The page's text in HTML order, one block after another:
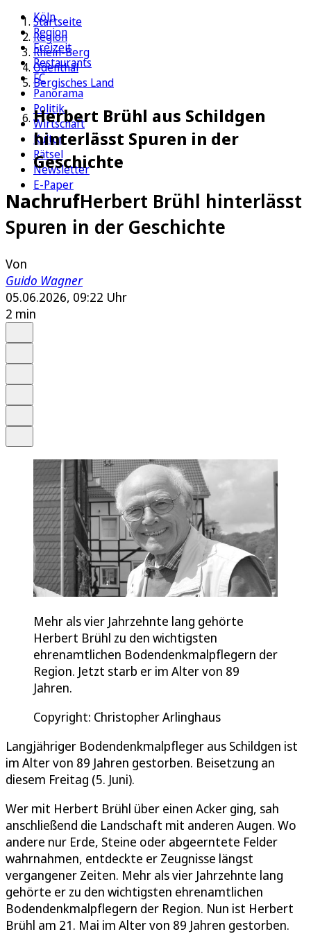
Köln
Region
Freizeit
Restaurants
FC
Panorama
Politik
Wirtschaft
Kultur
Rätsel
Newsletter
E-Paper
Startseite
Region
Rhein-Berg
Odenthal
Bergisches Land
Herbert Brühl aus Schildgen
hinterlässt Spuren in der
Geschichte
NachrufHerbert Brühl hinterlässt
Spuren in der Geschichte
Von
Guido Wagner
05.06.2026, 09:22 Uhr
2 min
Mehr als vier Jahrzehnte lang gehörte
Herbert Brühl zu den wichtigsten
ehrenamtlichen Bodendenkmalpflegern der
Region. Jetzt starb er im Alter von 89
Jahren.
Copyright: Christopher Arlinghaus
Langjähriger Bodendenkmalpfleger aus Schildgen ist
im Alter von 89 Jahren gestorben. Beisetzung an
diesem Freitag (5. Juni).
Wer mit Herbert Brühl über einen Acker ging, sah
anschließend die Landschaft mit anderen Augen. Wo
andere nur Erde, Steine oder abgeerntete Felder
wahrnahmen, entdeckte er Zeugnisse längst
vergangener Zeiten. Mehr als vier Jahrzehnte lang
gehörte er zu den wichtigsten ehrenamtlichen
Bodendenkmalpflegern der Region. Nun ist Herbert
Brühl am 21. Mai im Alter von 89 Jahren gestorben.